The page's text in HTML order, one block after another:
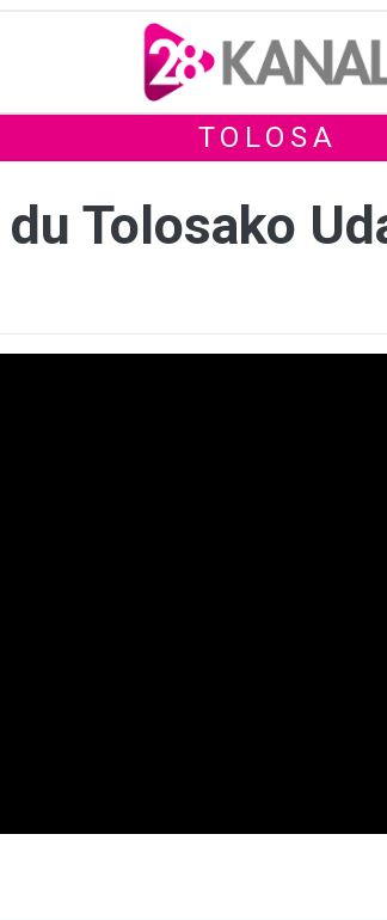
TOLOSA
Tolosako